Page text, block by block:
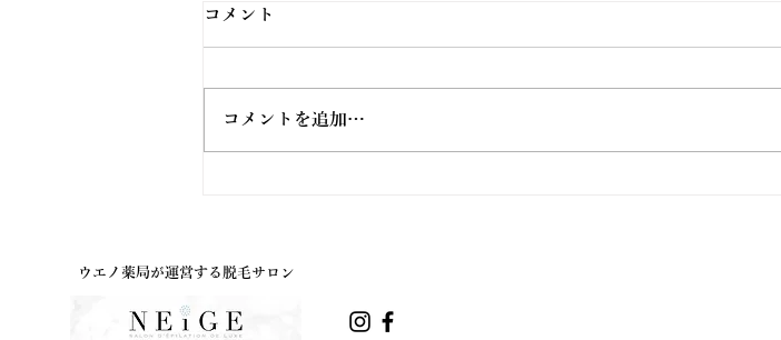
コメント
コメントを追加…
ウエノ薬局が運営する脱毛サロン